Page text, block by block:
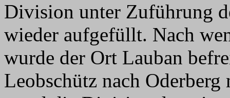
Division unter Zuführung
wieder aufgefüllt. Nach
wurde der Ort Lauban
Leobschütz nach